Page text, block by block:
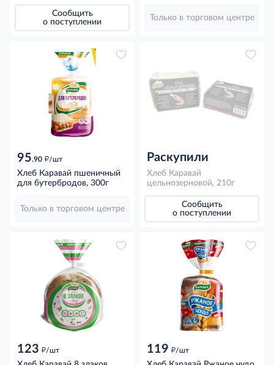
Сообщить
о поступлении
Только в торговом центре
95.90 д/шт
Хлеб Каравай пшеничный
для бутербродов, 300г
Только в торговом центре
Раскупили
Хлеб Каравай
цельнозерновой, 210г
Сообщить
о поступлении
123 д/шт 119 д/шт